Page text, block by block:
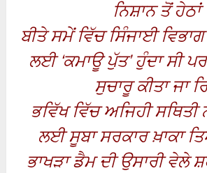
ਨਿਸ਼ਾਨ ਤੋਂ ਹੇਠਾਂ
ਬੀਤੇ ਸਮੇਂ ਵਿੱਚ ਸਿੰਜਾਈ
ਲਈ ‘ਕਮਾਊ ਪੁੱਤ’ ਹੁੰਦਾ ਸੀ
ਸੁਚਾਰੂ ਕੀਤਾ ਜਾ
ਭਵਿੱਖ ਵਿੱਚ ਅਜਿਹੀ ਸਥਿਤੀ
ਲਈ ਸੂਬਾ ਸਰਕਾਰ ਖ਼ਾਕਾ
ਭਾਖੜਾ ਡੈਮ ਦੀ ਉਸਾਰੀ ਵੇਲੇ